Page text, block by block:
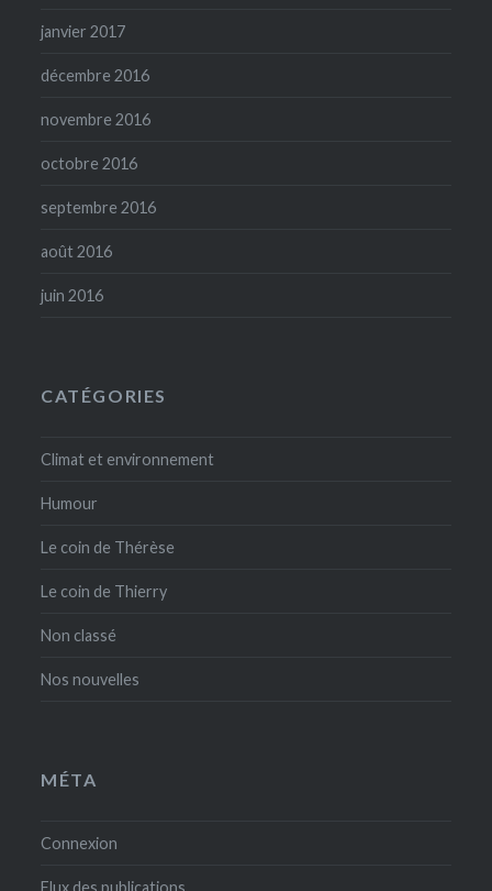
janvier 2017
décembre 2016
novembre 2016
octobre 2016
septembre 2016
août 2016
juin 2016
CATÉGORIES
Climat et environnement
Humour
Le coin de Thérèse
Le coin de Thierry
Non classé
Nos nouvelles
MÉTA
Connexion
Flux des publications